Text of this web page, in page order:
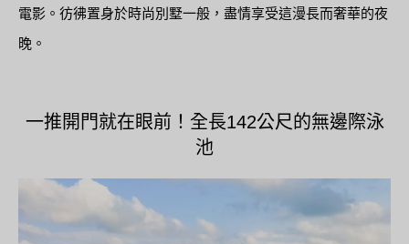
電影。彷彿置身於時尚別墅一般，盡情享受這漫長而奢華的夜
晚。
一推開門就在眼前！全長142公尺的無邊際泳
池